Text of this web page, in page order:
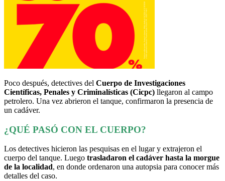
Poco después, detectives del Cuerpo de Investigaciones
Científicas, Penales y Criminalísticas (Cicpc) llegaron al campo
petrolero. Una vez abrieron el tanque, confirmaron la presencia de
un cadáver.
¿QUÉ PASÓ CON EL CUERPO?
Los detectives hicieron las pesquisas en el lugar y extrajeron el
cuerpo del tanque. Luego trasladaron el cadáver hasta la morgue
de la localidad, en donde ordenaron una autopsia para conocer más
detalles del caso.